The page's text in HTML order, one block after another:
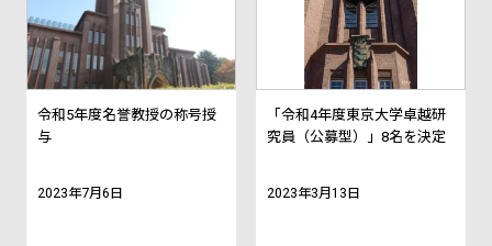
令和5年度名誉教授の称号授
与
2023年7月6日
「令和4年度東京大学卓越研
究員（公募型）」8名を決定
2023年3月13日